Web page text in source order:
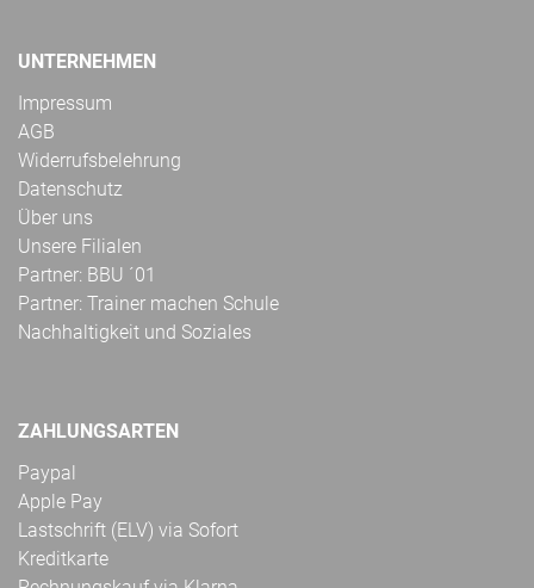
UNTERNEHMEN
Impressum
AGB
Widerrufsbelehrung
Datenschutz
Über uns
Unsere Filialen
Partner: BBU ´01
Partner: Trainer machen Schule
Nachhaltigkeit und Soziales
ZAHLUNGSARTEN
Paypal
Apple Pay
Lastschrift (ELV) via Sofort
Kreditkarte